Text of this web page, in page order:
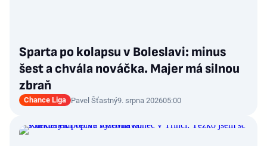
Sparta po kolapsu v Boleslavi: minus
šest a chvála nováčka. Majer má silnou
zbraň
Chance Liga Pavel Šťastný9. srpna 202605:00